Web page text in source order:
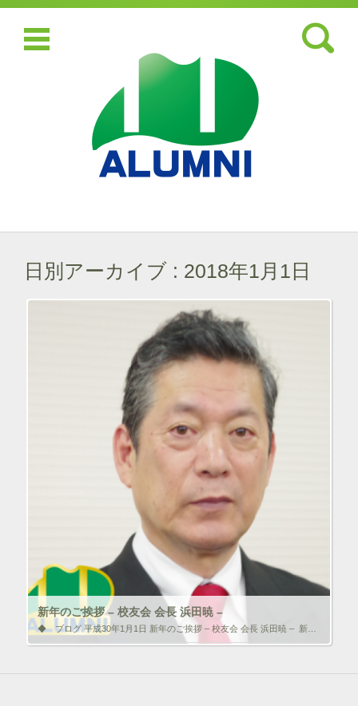
検索:
コンテンツに移動
日別アーカイブ : 2018年1月1日
新年のご挨拶 – 校友会 会長 浜田暁 –